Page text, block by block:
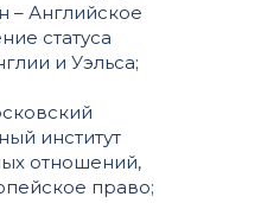
– Английское
статуса
и Уэльса;
институт
отношений,
право;